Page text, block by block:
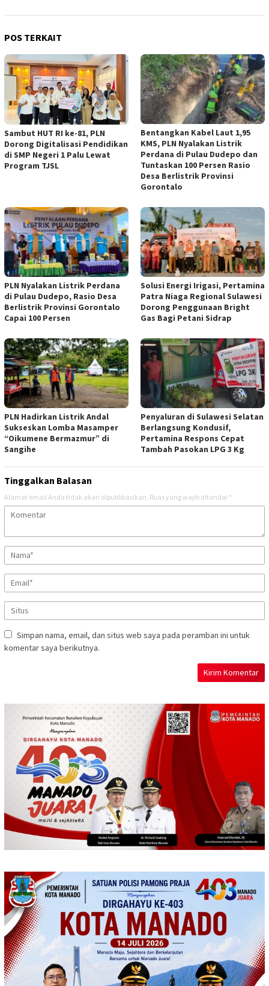
POS TERKAIT
Sambut HUT RI ke-81, PLN
Dorong Digitalisasi Pendidikan
di SMP Negeri 1 Palu Lewat
Program TJSL
Bentangkan Kabel Laut 1,95
KMS, PLN Nyalakan Listrik
Perdana di Pulau Dudepo dan
Tuntaskan 100 Persen Rasio
Desa Berlistrik Provinsi
Gorontalo
PLN Nyalakan Listrik Perdana
di Pulau Dudepo, Rasio Desa
Berlistrik Provinsi Gorontalo
Capai 100 Persen
Solusi Energi Irigasi, Pertamina
Patra Niaga Regional Sulawesi
Dorong Penggunaan Bright
Gas Bagi Petani Sidrap
PLN Hadirkan Listrik Andal
Sukseskan Lomba Masamper
“Oikumene Bermazmur” di
Sangihe
Penyaluran di Sulawesi Selatan
Berlangsung Kondusif,
Pertamina Respons Cepat
Tambah Pasokan LPG 3 Kg
Tinggalkan Balasan
Alamat email Anda tidak akan dipublikasikan. Ruas yang wajib ditandai *
Simpan nama, email, dan situs web saya pada peramban ini untuk
komentar saya berikutnya.